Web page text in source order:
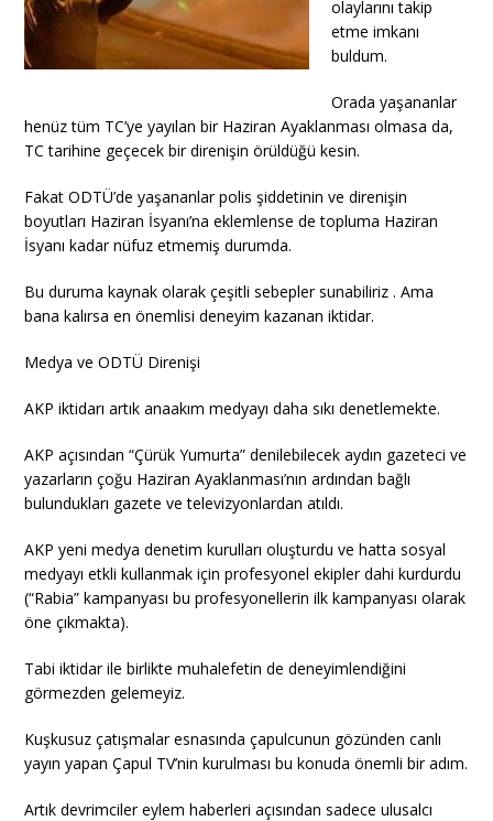
olaylarını takip
etme imkanı
buldum.
Orada yaşananlar
henüz tüm TC’ye yayılan bir Haziran Ayaklanması olmasa da,
TC tarihine geçecek bir direnişin örüldüğü kesin.
Fakat ODTÜ’de yaşananlar polis şiddetinin ve direnişin
boyutları Haziran İsyanı’na eklemlense de topluma Haziran
İsyanı kadar nüfuz etmemiş durumda.
Bu duruma kaynak olarak çeşitli sebepler sunabiliriz . Ama
bana kalırsa en önemlisi deneyim kazanan iktidar.
Medya ve ODTÜ Direnişi
AKP iktidarı artık anaakım medyayı daha sıkı denetlemekte.
AKP açısından “Çürük Yumurta” denilebilecek aydın gazeteci ve
yazarların çoğu Haziran Ayaklanması’nın ardından bağlı
bulundukları gazete ve televizyonlardan atıldı.
AKP yeni medya denetim kurulları oluşturdu ve hatta sosyal
medyayı etkli kullanmak için profesyonel ekipler dahi kurdurdu
(“Rabia” kampanyası bu profesyonellerin ilk kampanyası olarak
öne çıkmakta).
Tabi iktidar ile birlikte muhalefetin de deneyimlendiğini
görmezden gelemeyiz.
Kuşkusuz çatışmalar esnasında çapulcunun gözünden canlı
yayın yapan Çapul TV’nin kurulması bu konuda önemli bir adım.
Artık devrimciler eylem haberleri açısından sadece ulusalcı